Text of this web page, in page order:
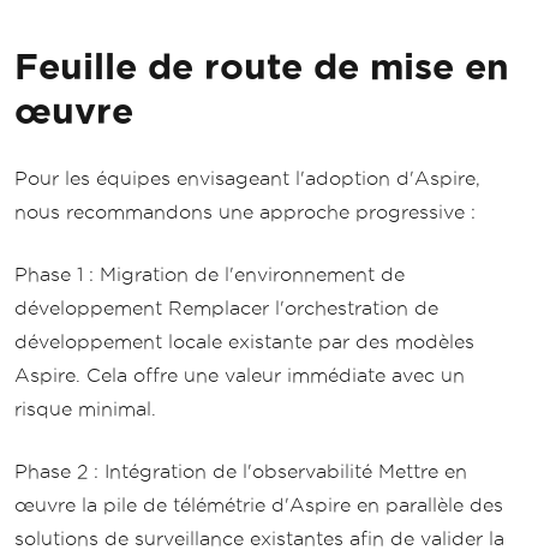
Feuille de route de mise en
œuvre
Pour les équipes envisageant l'adoption d'Aspire,
nous recommandons une approche progressive :
Phase 1 : Migration de l'environnement de
développement Remplacer l'orchestration de
développement locale existante par des modèles
Aspire. Cela offre une valeur immédiate avec un
risque minimal.
Phase 2 : Intégration de l'observabilité Mettre en
œuvre la pile de télémétrie d'Aspire en parallèle des
solutions de surveillance existantes afin de valider la